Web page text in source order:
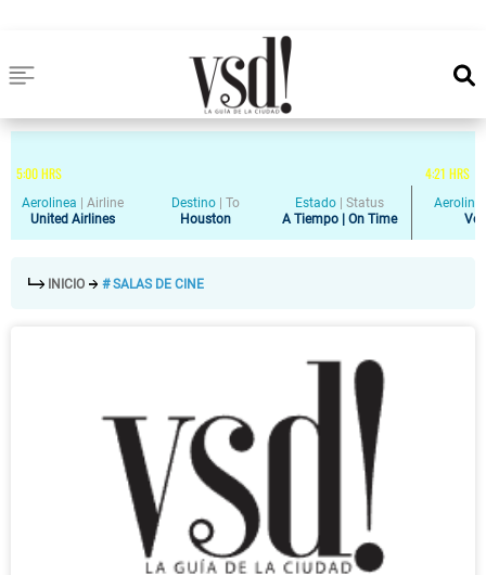
5:00HRS 4:21 HRS
Aerolinea
Airline
United Airlines
Destino
To
Houston
Estado
Status
A Tiempo | On Time
INICIO # SALAS DE CINE